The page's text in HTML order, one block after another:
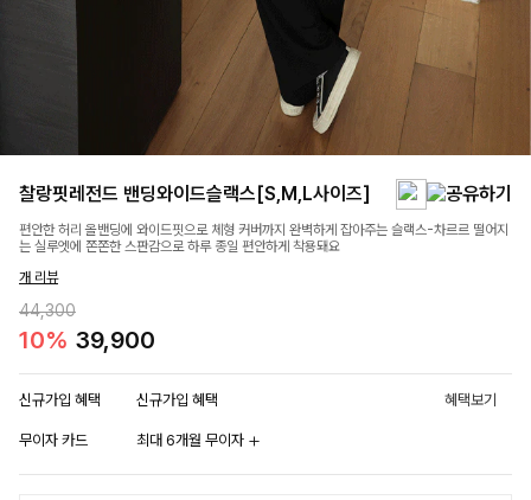
찰랑핏레전드 밴딩와이드슬랙스[S,M,L사이즈]
편안한 허리 올밴딩에 와이드핏으로 체형 커버까지 완벽하게 잡아주는 슬랙스-차르르 떨어지
는 실루엣에 쫀쫀한 스판감으로 하루 종일 편안하게 착용돼요
개 리뷰
44,300
10% 39,900
신규가입 혜택 신규가입 혜택 혜택보기
무이자 카드 최대 6개월 무이자